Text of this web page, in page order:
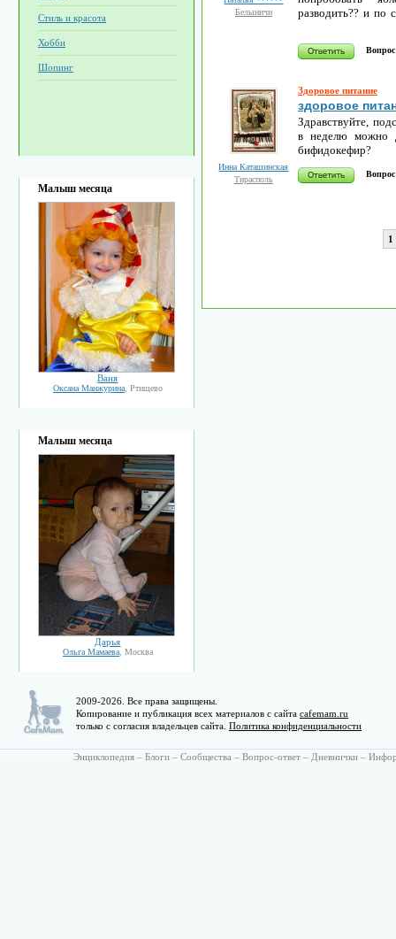
Стиль и красота
Хобби
Шопинг
Малыш месяца
Ваня
Оксана Манжурина, Ртищево
Малыш месяца
Дарья
Ольга Мамаева, Москва
Белыничи
разводить?? и по
Вопрос
Инна Каташинская
Тирасполь
Здоровое питание
здоровое
Здравствуйте,
в неделю можно
бифидокефир?
Вопрос
1
2009-2026. Все права защищены.
Копирование и публикация всех материалов с сайта cafemam.ru
только с согласия владельцев сайта. Политика конфиденциальности
Энциклопедия – Блоги – Сообщества – Вопрос-ответ – Дневнички –